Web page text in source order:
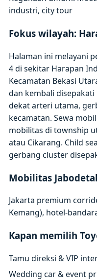
industri, city tour
Fokus wilayah:
Halaman ini melayani
4 di sekitar Harapan
Kecamatan Bekasi
dan kembali
dekat arteri utama,
kecamatan. Sewa
mobilitas di township
atau Cikarang. Child
gerbang cluster
Mobilitas
Jakarta premium
Kemang), hotel-
Kapan memilih
Tamu direksi & VIP
Wedding car & event